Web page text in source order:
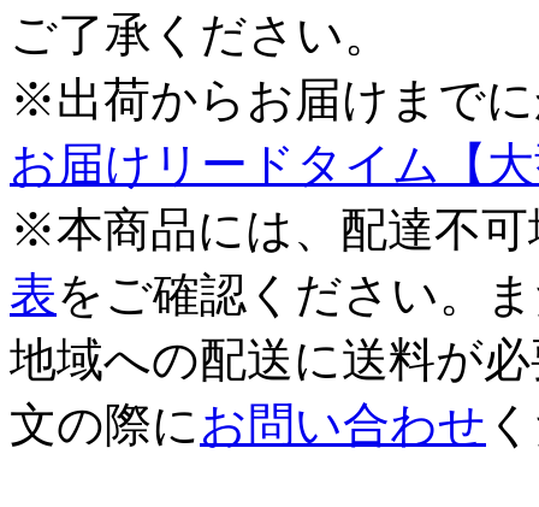
ご了承ください。
※出荷からお届けまで
お届けリードタイム【
※本商品には、配達不
表をご確認ください。
地域への配送に送料が
文の際に お問い合わせ